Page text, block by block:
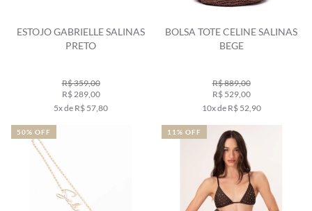
ESTOJO GABRIELLE SALINAS
PRETO
R$ 359,00
R$ 289,00
5x de R$ 57,80
BOLSA TOTE CELINE SALINAS
BEGE
R$ 889,00
R$ 529,00
10x de R$ 52,90
50% OFF 11% OFF